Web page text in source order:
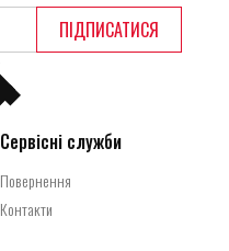
Сервісні служби
Повернення
Контакти
ПІДПИСАТИСЯ